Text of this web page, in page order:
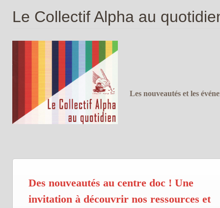
Le Collectif Alpha au
Les nouveautés et les
Des nouveautés au centre doc ! Une
invitation à découvrir nos ressources et